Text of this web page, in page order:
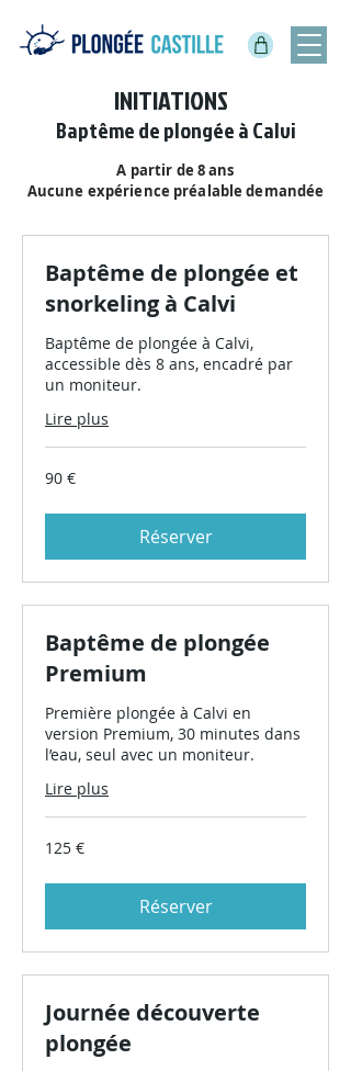
INITIATIONS
Baptême de plongée à Calvi
A partir de 8 ans
Aucune expérience préalabledemandée
Baptême de plongée et
snorkeling à Calvi
Baptême de plongée à Calvi,
accessible dès 8 ans, encadré par
un moniteur.
Lire plus
90
euros
90 €
Réserver
Baptême de plongée
Premium
Première plongée à Calvi en
version Premium, 30 minutes dans
l’eau, seul avec un moniteur.
Lire plus
125
euros
125 €
Réserver
Journée découverte
plongée